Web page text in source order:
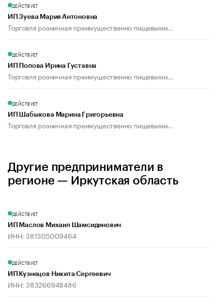
ДЕЙСТВУЕТ
ИП Зуева Мария Антоновна
Торговля розничная преимущественно пищевыми...
ДЕЙСТВУЕТ
ИП Попова Ирина Густавна
Торговля розничная преимущественно пищевыми...
ДЕЙСТВУЕТ
ИП Шабыкова Марина Григорьевна
Торговля розничная преимущественно пищевыми...
Другие предприниматели в
регионе — Иркутская область
ДЕЙСТВУЕТ
ИП Маслов Михаил Шамсидинович
ИНН: 381305009464
ДЕЙСТВУЕТ
ИП Кузнецов Никита Сергеевич
ИНН: 383266948486